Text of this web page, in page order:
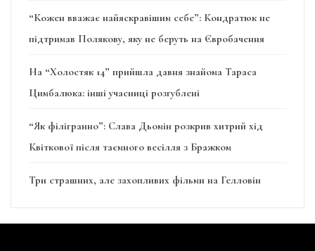
“Кожен вважає найяскравішим себе”: Кондратюк не
підтримав Полякову, яку не беруть на Євробачення
На “Холостяк 14” прийшла давня знайома Тараса
Цимбалюка: інші учасниці розгублені
“Як філігранно”: Слава Дьомін розкрив хитрий хід
Квіткової після таємного весілля з Бражком
Три страшних, але захопливих фільми на Гелловін